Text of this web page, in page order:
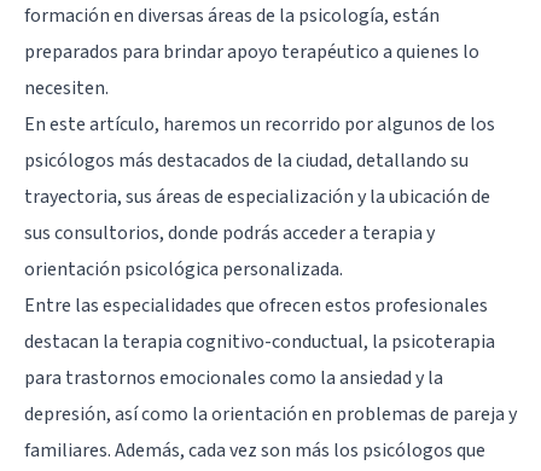
formación en diversas áreas de la psicología, están
preparados para brindar apoyo terapéutico a quienes lo
necesiten.
En este artículo, haremos un recorrido por algunos de los
psicólogos más destacados de la ciudad, detallando su
trayectoria, sus áreas de especialización y la ubicación de
sus consultorios, donde podrás acceder a terapia y
orientación psicológica personalizada.
Entre las especialidades que ofrecen estos profesionales
destacan la terapia cognitivo-conductual, la psicoterapia
para trastornos emocionales como la ansiedad y la
depresión, así como la orientación en problemas de pareja y
familiares. Además, cada vez son más los psicólogos que